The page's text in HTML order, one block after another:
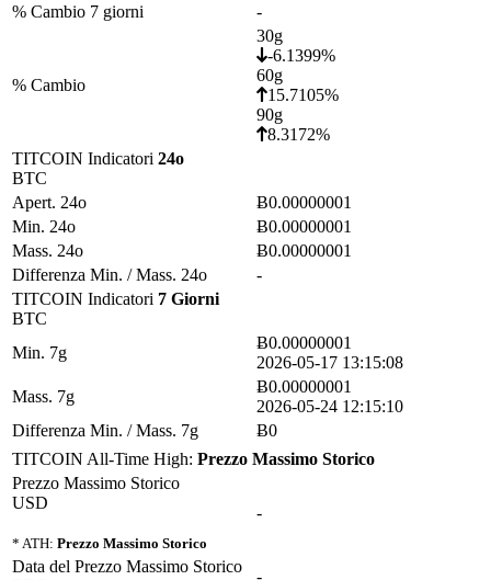
% Cambio 7 giorni
-
% Cambio
30g
-6.1399%
60g
15.7105%
90g
8.3172%
TITCOIN Indicatori 24o
BTC
Apert. 24o
Ƀ0.00000001
Min. 24o
Ƀ0.00000001
Mass. 24o
Ƀ0.00000001
Differenza Min. / Mass. 24o
-
TITCOIN Indicatori 7 Giorni
BTC
Min. 7g
Ƀ0.00000001
2026-05-17 13:15:08
Mass. 7g
Ƀ0.00000001
2026-05-24 12:15:10
Differenza Min. / Mass. 7g
Ƀ0
TITCOIN All-Time High: Prezzo Massimo Storico
Prezzo Massimo Storico
USD
* ATH: Prezzo Massimo Storico
-
Data del Prezzo Massimo Storico
-